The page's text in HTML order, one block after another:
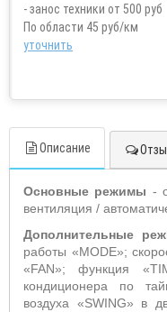
- занос техники от 500 руб
По области 45 руб/км
уточнить
Описание
Основные режимы -
вентиляция /
Дополнительные
работы «MODE»;
«FAN»;функция
кондиционера по
воздуха «SWING» в